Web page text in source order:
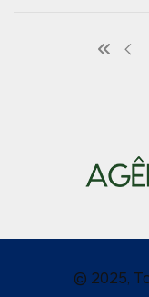
© 2025,